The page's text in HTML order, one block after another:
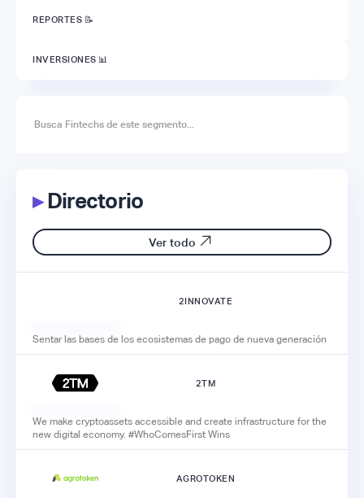
REPORTES 📝
INVERSIONES 📊
▸Directorio
Ver todo
2INNOVATE
Sentar las bases de los ecosistemas de pago de nueva generación
2TM
We make cryptoassets accessible and create infrastructure for the
new digital economy. #WhoComesFirst Wins
AGROTOKEN